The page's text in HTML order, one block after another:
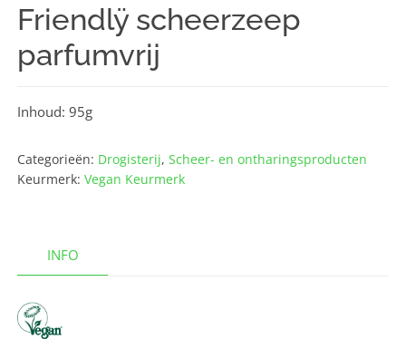
Friendlÿ scheerzeep
parfumvrij
Inhoud: 95g
Categorieën: Drogisterij,Scheer- en ontharings­producten
Keurmerk:Vegan Keurmerk
INFO